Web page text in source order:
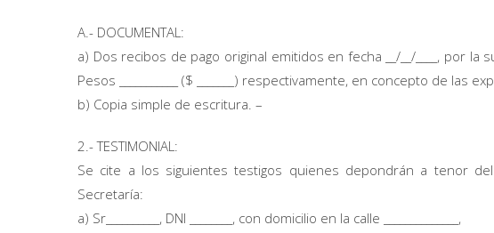
A.- DOCUMENTAL:
a) Dos recibos de pago original emitidos en fecha __/__/____, por la
Pesos ___________ ($ _______) respectivamente, en concepto de las
b) Copia simple de escritura. –
2.- TESTIMONIAL:
Se cite a los siguientes testigos quienes depondrán a tenor
Secretaría:
a) Sr__________, DNI ________, con domicilio en la calle ______________,